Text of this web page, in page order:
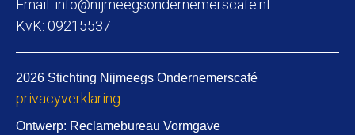
Email: info@nijmeegsondernemerscafe.nl
KvK: 09215537
2026 Stichting Nijmeegs Ondernemerscafé
privacyverklaring
Ontwerp: Reclamebureau Vormgave